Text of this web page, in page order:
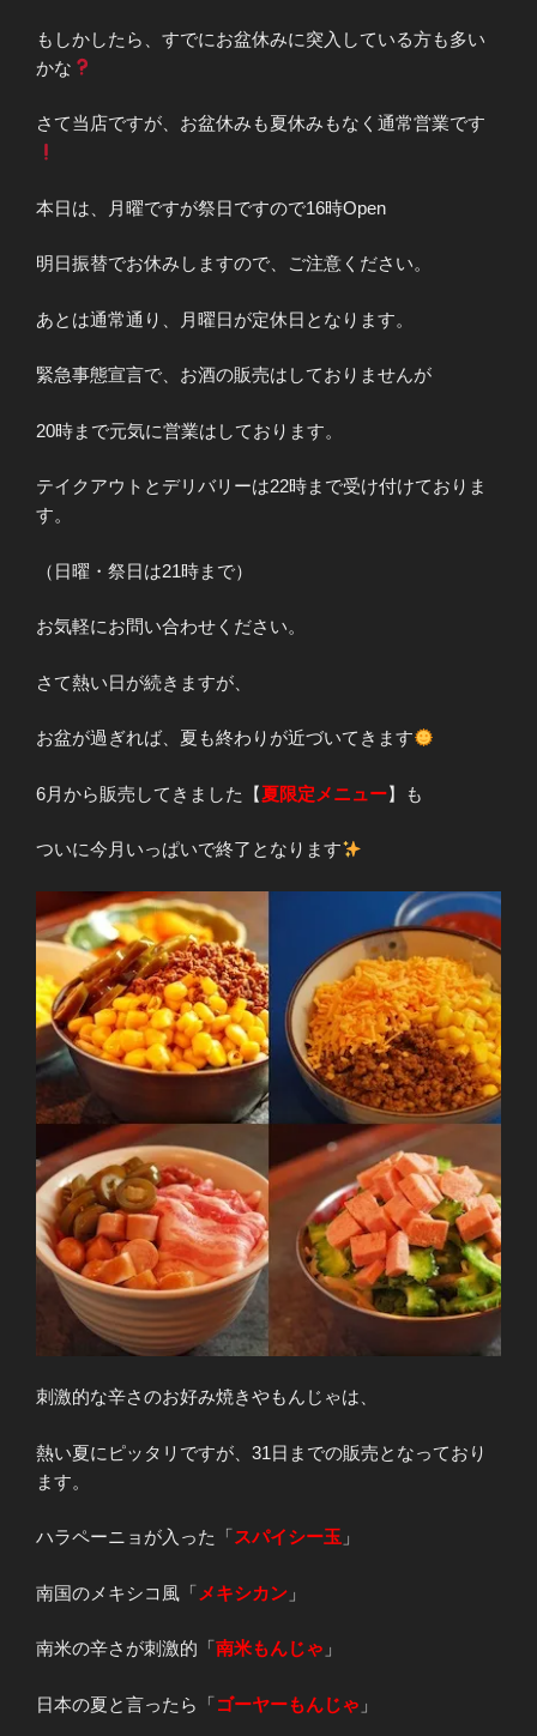
もしかしたら、すでにお盆休みに突入している方も多い
かな
さて当店ですが、お盆休みも夏休みもなく通常営業です
本日は、月曜ですが祭日ですので16時Open
明日振替でお休みしますので、ご注意ください。
あとは通常通り、月曜日が定休日となります。
緊急事態宣言で、お酒の販売はしておりませんが
20時まで元気に営業はしております。
テイクアウトとデリバリーは22時まで受け付けておりま
す。
（日曜・祭日は21時まで）
お気軽にお問い合わせください。
さて熱い日が続きますが、
お盆が過ぎれば、夏も終わりが近づいてきます
6月から販売してきました【夏限定メニュー】も
ついに今月いっぱいで終了となります
刺激的な辛さのお好み焼きやもんじゃは、
熱い夏にピッタリですが、31日までの販売となっており
ます。
ハラペーニョが入った「スパイシー玉 」
南国のメキシコ風「 メキシカン 」
南米の辛さが刺激的「南米もんじゃ 」
日本の夏と言ったら「ゴーヤーもんじゃ 」